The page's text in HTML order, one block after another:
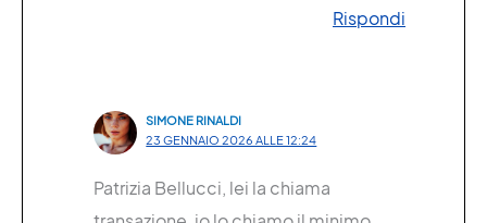
Rispondi
SIMONE RINALDI
23 GENNAIO 2026 ALLE 12:24
Patrizia Bellucci, lei la chiama